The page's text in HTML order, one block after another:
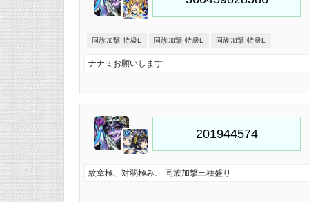
同族加撃 特級L 同族加撃 特級L 同族加撃 特級L
ナナミお願いします
紋章極、対弱極み、 同族加撃三種盛り